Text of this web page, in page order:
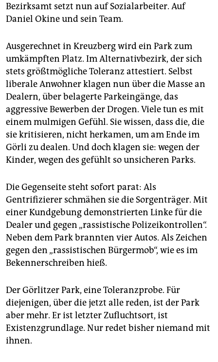
Bezirksamt setzt nun auf Sozialarbeiter. Auf
Daniel Okine und sein Team.
Ausgerechnet in Kreuzberg wird ein Park zum
umkämpften Platz. Im Alternativbezirk, der sich
stets größtmögliche Toleranz attestiert. Selbst
liberale Anwohner klagen nun über die Masse an
Dealern, über belagerte Parkeingänge, das
aggressive Bewerben der Drogen. Viele tun es mit
einem mulmigen Gefühl. Sie wissen, dass die, die
sie kritisieren, nicht herkamen, um am Ende im
Görli zu dealen. Und doch klagen sie: wegen der
Kinder, wegen des gefühlt so unsicheren Parks.
Die Gegenseite steht sofort parat: Als
Gentrifizierer schmähen sie die Sorgenträger. Mit
einer Kundgebung demonstrierten Linke für die
Dealer und gegen „rassistische Polizeikontrollen“.
Neben dem Park brannten vier Autos. Als Zeichen
gegen den „rassistischen Bürgermob“, wie es im
Bekennerschreiben hieß.
Der Görlitzer Park, eine Toleranzprobe. Für
diejenigen, über die jetzt alle reden, ist der Park
aber mehr. Er ist letzter Zufluchtsort, ist
Existenzgrundlage. Nur redet bisher niemand mit
ihnen.